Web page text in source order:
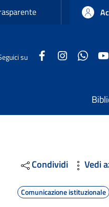
su FacebookInstagram
Condividi Vedi
Comunicazione istituzionale